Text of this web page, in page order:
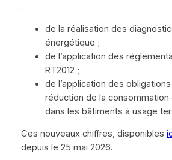
:
de la réalisation des
énergétique ;
de l’application des
RT2012 ;
de l’application des
réduction de la consommation
dans les bâtiments à usage
Ces nouveaux chiffres, disponibles
depuis le 25 mai 2026.